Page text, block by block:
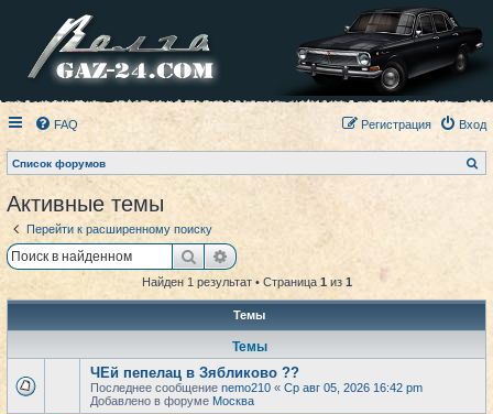
FAQ Вход
Регистрация
Список форумов
о
Активные темы
Перейти к расширенному поиску
ПоискРасширенный поиск
Найден 1 результат • Страница 1из 1
Темы
Темы
ЧЕй пепелац в Зябликово ??
Последнее сообщение nemo210 « Ср авг 05, 2026 16:42 pm
Добавлено в форуме Москва